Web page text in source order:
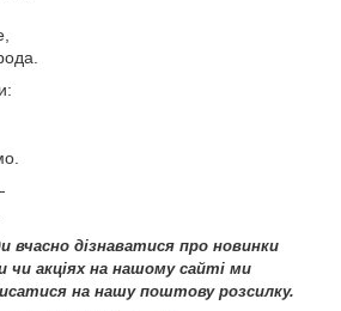
дізнаватися про новинки
акціях на нашому сайті ми
на нашу поштову розсилку.